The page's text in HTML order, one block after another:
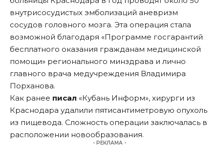
внутрисосудистых эмболизаций аневризм
сосудов головного мозга. Эта операция стала
возможной благодаря «Программе госгарантий
бесплатного оказания гражданам медицинской
помощи» регионального минздрава и лично
главного врача медучреждения Владимира
Порханова.
Как ранее писал «Кубань Информ», хирурги из
Краснодара удалили пятисантиметровую опухоль
из пищевода. Сложность операции заключалась в
расположении новообразования.
- РЕКЛАМА -